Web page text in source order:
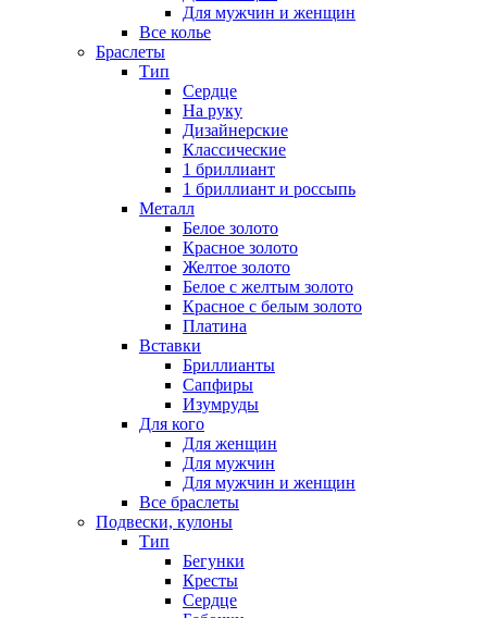
Для мужчин и женщин
Все колье
Браслеты
Тип
Сердце
На руку
Дизайнерские
Классические
1 бриллиант
1 бриллиант и россыпь
Металл
Белое золото
Красное золото
Желтое золото
Белое с желтым золото
Красное с белым золото
Платина
Вставки
Бриллианты
Сапфиры
Изумруды
Для кого
Для женщин
Для мужчин
Для мужчин и женщин
Все браслеты
Подвески, кулоны
Тип
Бегунки
Кресты
Сердце